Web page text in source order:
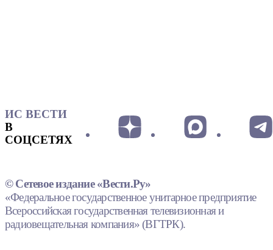
ИС ВЕСТИ
В
СОЦСЕТЯХ
© Сетевое издание «Вести.Ру»
«Федеральное государственное унитарное предприятие
Всероссийская государственная телевизионная и
радиовещательная компания» (ВГТРК).